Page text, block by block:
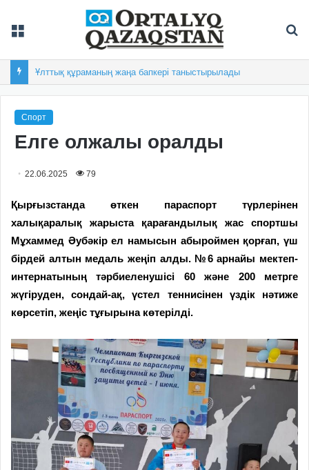
Ұлттық құраманың жаңа бапкері таныстырылады
Спорт
Елге олжалы оралды
22.06.2025 79
Қырғызстанда өткен пара­спорт түрлерінен
халықаралық жарыста қарағандылық жас спортшы
Мұхаммед Әубәкір ел намысын абыроймен қорғап, үш
бірдей алтын медаль жеңіп алды. №6 арнайы мектеп-
интернатының тәрбиеленушісі 60 және 200 метрге
жүгіруден, сондай-ақ, үстел теннисінен үздік нәтиже
көрсетіп, жеңіс тұғырына көтерілді.